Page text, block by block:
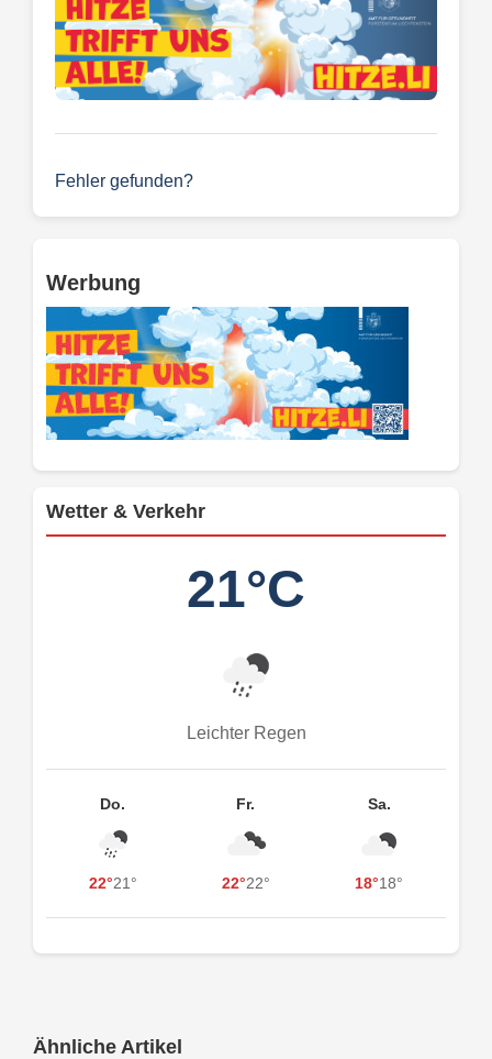
Fehler gefunden?
Werbung
Wetter & Verkehr
21°C
Leichter Regen
Do.
22°21°
Fr.
22°22°
Sa.
18°18°
Ähnliche Artikel